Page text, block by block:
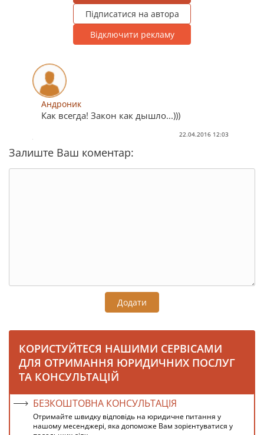
Підписатися на автора
Відключити рекламу
Андроник
Как всегда! Закон как дышло...)))
22.04.2016 12:03
Залиште Ваш коментар:
Додати
КОРИСТУЙТЕСЯ НАШИМИ СЕРВІСАМИ
ДЛЯ ОТРИМАННЯ ЮРИДИЧНИХ ПОСЛУГ
ТА КОНСУЛЬТАЦІЙ
БЕЗКОШТОВНА КОНСУЛЬТАЦІЯ
Отримайте швидку відповідь на юридичне питання у
нашому месенджері, яка допоможе Вам зорієнтуватися у